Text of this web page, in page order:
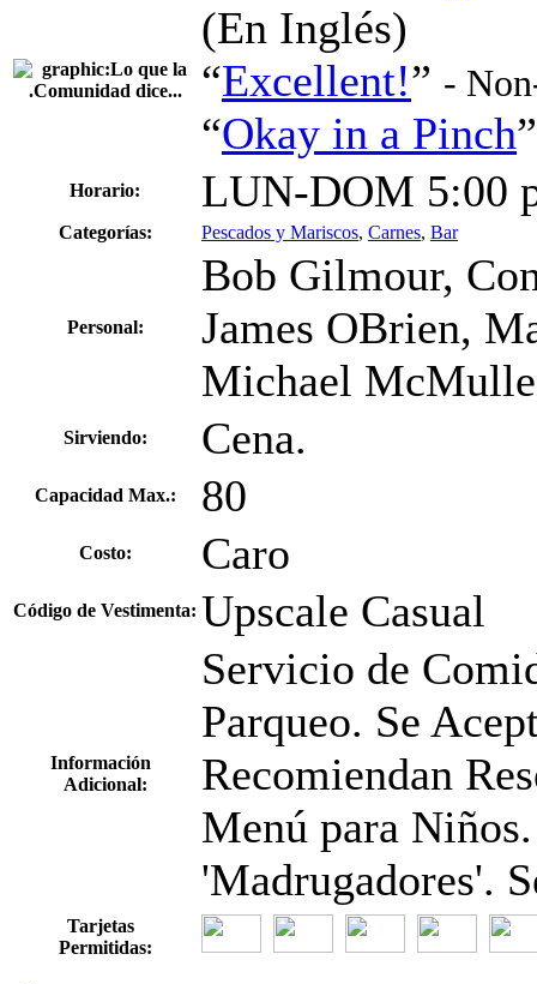
(En Inglés)
“Excellent!” -
“Okay in a Pinch
Horario: LUN-DOM 5:00
Categorías: Pescados y Mariscos, Carnes, Bar
Personal:
Bob Gilmour,
James OBrien,
Michael
Sirviendo: Cena.
Capacidad Max.: 80
Costo: Caro
Código de Vestimenta: Upscale Casual
Información
Adicional:
Servicio de
Parqueo. Se
Recomiendan
Menú para
'Madrugadores'.
Tarjetas
Permitidas: